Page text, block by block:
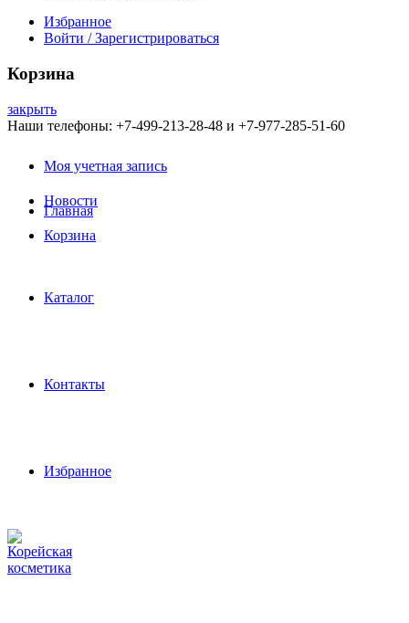
Избранное
Войти / Зарегистрироваться
Корзина
закрыть
Наши телефоны: +7-499-213-28-48 и +7-977-285-51-60
Моя учетная запись
Новости
Корзина
Главная
Каталог
Контакты
Избранное